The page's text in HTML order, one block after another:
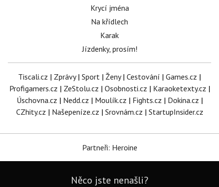
Krycí jména
Na křídlech
Karak
Jízdenky, prosím!
Tiscali.cz | Zprávy| Sport | Ženy| Cestování | Games.cz |
Profigamers.cz | ZeStolu.cz | Osobnosti.cz | Karaoketexty.cz |
Úschovna.cz | Nedd.cz | Moulík.cz | Fights.cz | Dokina.cz |
CZhity.cz | Našepeníze.cz | Srovnám.cz | StartupInsider.cz
Partneři: Heroine
Něco jste nenašli?